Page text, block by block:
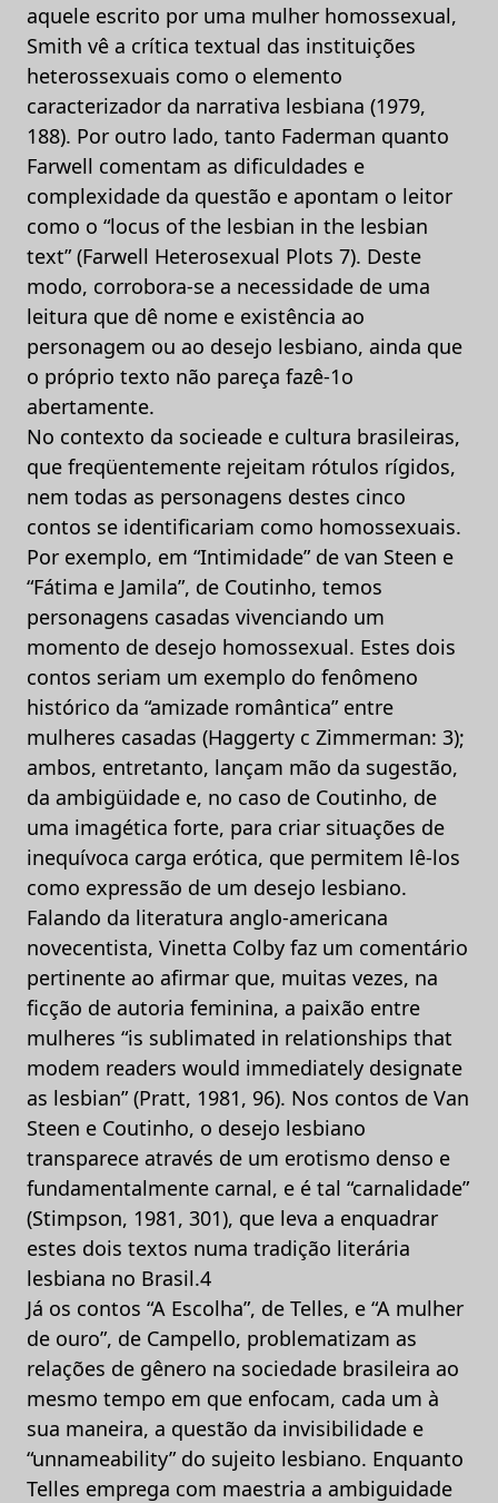
aquele escrito por uma mulher homossexual,
Smith vê a crítica textual das instituições
heterossexuais como o elemento
caracterizador da narrativa lesbiana (1979,
188). Por outro lado, tanto Faderman quanto
Farwell comentam as dificuldades e
complexidade da questão e apontam o leitor
como o “locus of the lesbian in the lesbian
text” (Farwell Heterosexual Plots 7). Deste
modo, corrobora-se a necessidade de uma
leitura que dê nome e existência ao
personagem ou ao desejo lesbiano, ainda que
o próprio texto não pareça fazê-1o
abertamente.
No contexto da socieade e cultura brasileiras,
que freqüentemente rejeitam rótulos rígidos,
nem todas as personagens destes cinco
contos se identificariam como homossexuais.
Por exemplo, em “Intimidade” de van Steen e
“Fátima e Jamila”, de Coutinho, temos
personagens casadas vivenciando um
momento de desejo homossexual. Estes dois
contos seriam um exemplo do fenômeno
histórico da “amizade romântica” entre
mulheres casadas (Haggerty c Zimmerman: 3);
ambos, entretanto, lançam mão da sugestão,
da ambigüidade e, no caso de Coutinho, de
uma imagética forte, para criar situações de
inequívoca carga erótica, que permitem lê-los
como expressão de um desejo lesbiano.
Falando da literatura anglo-americana
novecentista, Vinetta Colby faz um comentário
pertinente ao afirmar que, muitas vezes, na
ficção de autoria feminina, a paixão entre
mulheres “is sublimated in relationships that
modem readers would immediately designate
as lesbian” (Pratt, 1981, 96). Nos contos de Van
Steen e Coutinho, o desejo lesbiano
transparece através de um erotismo denso e
fundamentalmente carnal, e é tal “carnalidade”
(Stimpson, 1981, 301), que leva a enquadrar
estes dois textos numa tradição literária
lesbiana no Brasil.4
Já os contos “A Escolha”, de Telles, e “A mulher
de ouro”, de Campello, problematizam as
relações de gênero na sociedade brasileira ao
mesmo tempo em que enfocam, cada um à
sua maneira, a questão da invisibilidade e
“unnameability” do sujeito lesbiano. Enquanto
Telles emprega com maestria a ambiguidade